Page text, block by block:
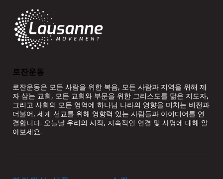
로잔운동
로잔운동은 모든 사람을 위한 복음, 모든 사람과 지역을 위해 제
자 삼는 교회, 모든 교회와 부문을 위한 그리스도를 닮은 지도자,
그리고 사회의 모든 영역에 하나님 나라의 영향을 미치는 비전과
더불어, 세계 선교를 위해 영향력 있는 사람들과 아이디어를 연
결합니다. 오늘날 우리의 시작, 지속적인 연결 및 사명에 대해 알
아보세요.